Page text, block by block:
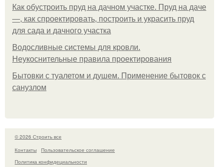
Как обустроить пруд на дачном участке. Пруд на даче
—, как спроектировать, построить и украсить пруд
для сада и дачного участка
Водосливные системы для кровли.
Неукоснительные правила проектирования
Бытовки с туалетом и душем. Применение бытовок с
санузлом
© 2026 Строить все
Контакты
Пользовательское соглашение
Политика конфидециальности